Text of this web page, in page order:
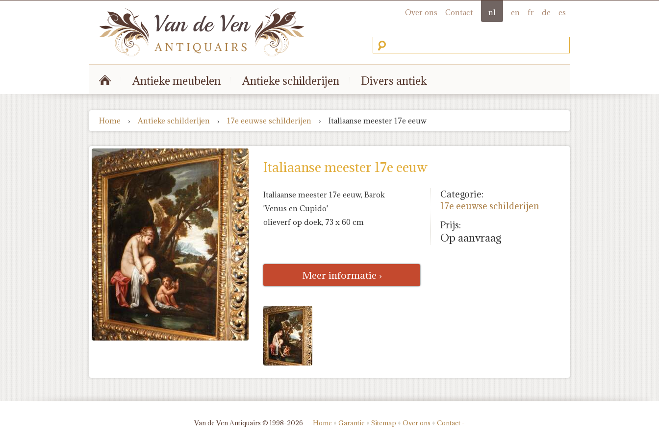
es
de
fr
en
nl
Contact
Over ons
Antieke meubelen Antieke schilderijen Divers antiek
Home › Antieke schilderijen › 17e eeuwse schilderijen › Italiaanse meester 17e eeuw
Italiaanse meester 17e eeuw
Italiaanse meester 17e eeuw, Barok
'Venus en Cupido'
olieverf op doek, 73 x 60 cm
Categorie:
17e eeuwse schilderijen
Prijs:
Op aanvraag
Meer informatie ›
Van de Ven Antiquairs © 1998-2026 Home ♦ Garantie ♦ Sitemap ♦ Over ons ♦ Contact -